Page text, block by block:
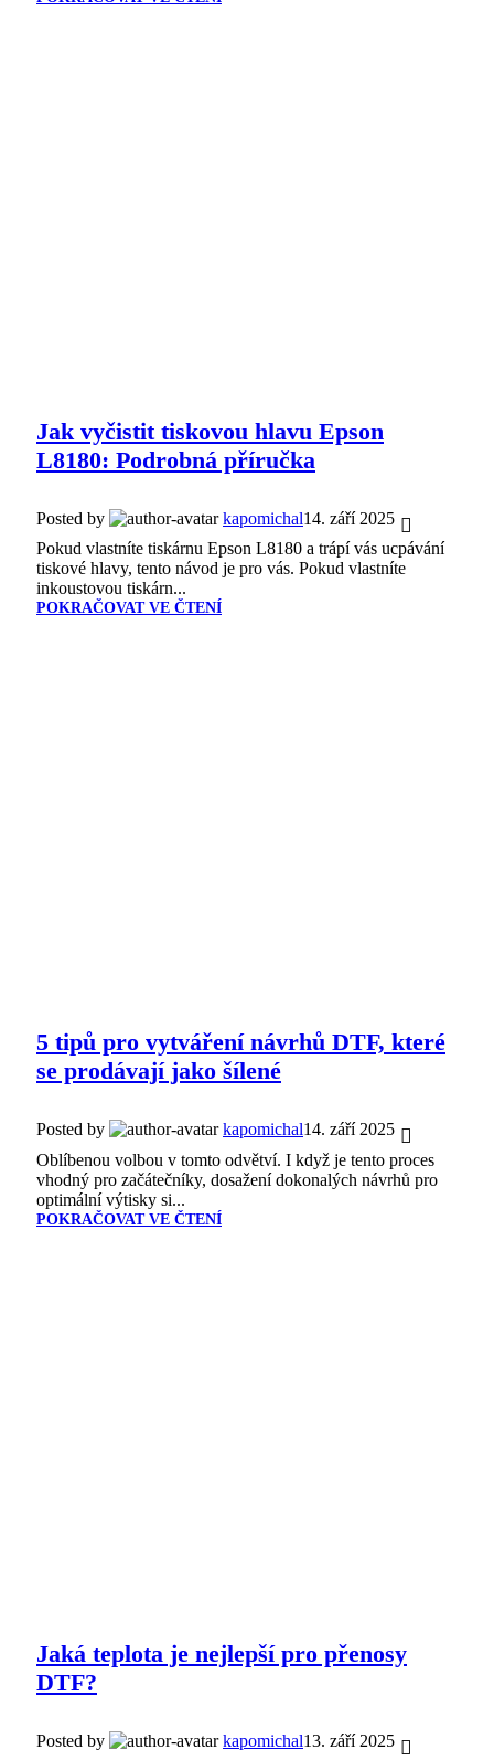
Jak vyčistit tiskovou hlavu Epson
L8180: Podrobná příručka
Posted by kapomichal14. září 2025
Pokud vlastníte tiskárnu Epson L8180 a trápí vás ucpávání
tiskové hlavy, tento návod je pro vás. Pokud vlastníte
inkoustovou tiskárn...
POKRAČOVAT VE ČTENÍ
5 tipů pro vytváření návrhů DTF, které
se prodávají jako šílené
Posted by kapomichal14. září 2025
Oblíbenou volbou v tomto odvětví. I když je tento proces
vhodný pro začátečníky, dosažení dokonalých návrhů pro
optimální výtisky si...
POKRAČOVAT VE ČTENÍ
Jaká teplota je nejlepší pro přenosy
DTF?
Posted by kapomichal13. září 2025